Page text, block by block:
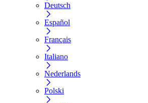
Deutsch
Español
Français
Italiano
Nederlands
Polski